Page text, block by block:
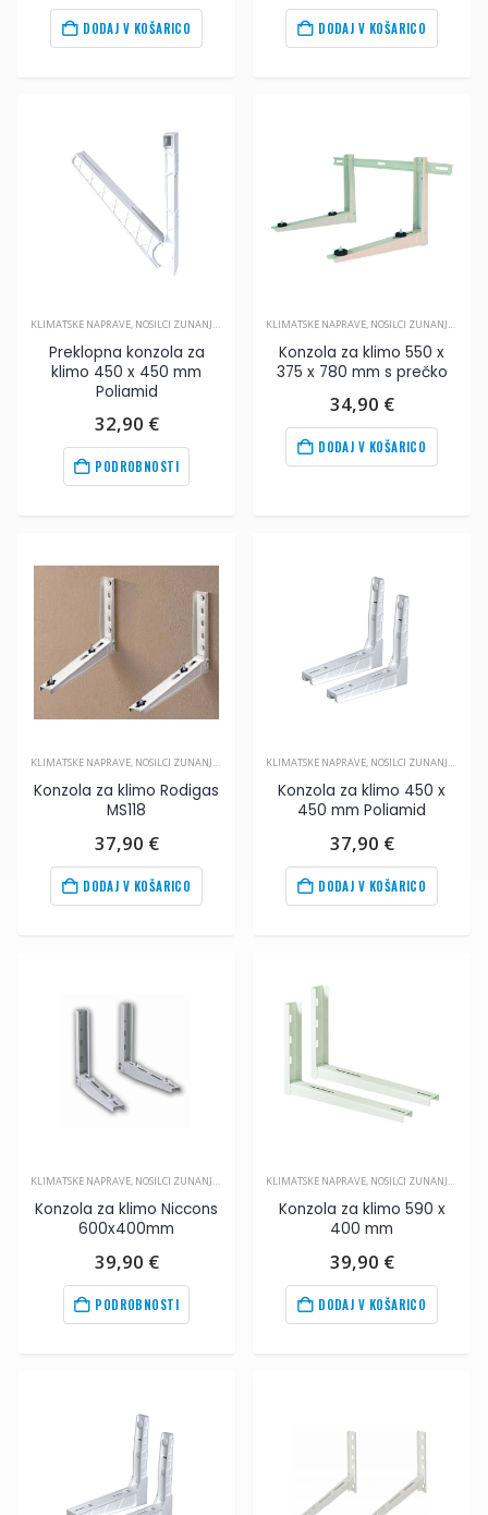
DODAJ V KOŠARICO DODAJ V KOŠARICO
KLIMATSKE NAPRAVE, NOSILCI ZUNANJIH ENOT PRIBOR ZA KLIMA NAPRAVE
Preklopna konzola za
klimo 450 x 450 mm
Poliamid
32,90 €
PODROBNOSTI
KLIMATSKE NAPRAVE, NOSILCI ZUNANJIH ENOT
Konzola za klimo 550 x
375 x 780 mm s prečko
34,90 €
DODAJ V KOŠARICO
KLIMATSKE NAPRAVE, NOSILCI ZUNANJIH ENOT PRIBOR ZA KLIMA NAPRAVE
Konzola za klimo Rodigas
MS118
37,90 €
DODAJ V KOŠARICO
KLIMATSKE NAPRAVE, NOSILCI ZUNANJIH ENOT
Konzola za klimo 450 x
450 mm Poliamid
37,90 €
DODAJ V KOŠARICO
KLIMATSKE NAPRAVE, NOSILCI ZUNANJIH ENOT PRIBOR ZA KLIMA NAPRAVE
Konzola za klimo Niccons
600x400mm
39,90 €
PODROBNOSTI
KLIMATSKE NAPRAVE, NOSILCI ZUNANJIH ENOT
Konzola za klimo 590 x
400 mm
39,90 €
DODAJ V KOŠARICO